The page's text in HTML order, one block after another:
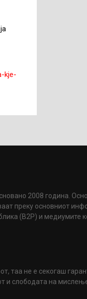
kje-
2008 година.
преку основниот
(B2P) и медиумите
таа не е секогаш
и слободата на